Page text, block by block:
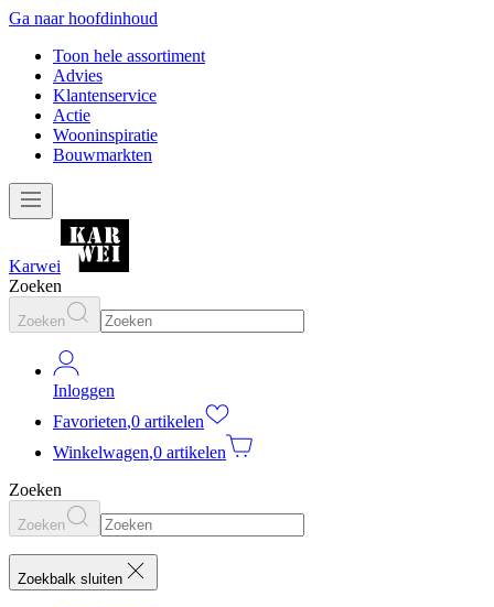
Ga naar hoofdinhoud
Toon hele assortiment
Advies
Klantenservice
Actie
Wooninspiratie
Bouwmarkten
Karwei
Zoeken
Zoeken
Inloggen
Favorieten,0 artikelen
Winkelwagen,0 artikelen
Zoeken
Zoeken
Zoekbalk sluiten